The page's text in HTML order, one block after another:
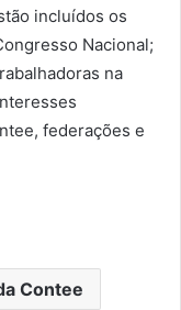
incluídos os
Nacional;
na
federações e
Contee